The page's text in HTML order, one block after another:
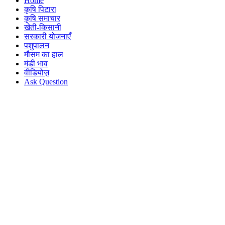
कृषि पिटारा
कृषि समाचार
खेती-किसानी
सरकारी योजनाएँ
पशुपालन
मौसम का हाल
मंडी भाव
वीडियोज़
Ask Question